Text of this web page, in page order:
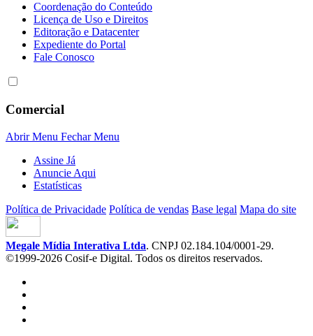
Coordenação do Conteúdo
Licença de Uso e Direitos
Editoração e Datacenter
Expediente do Portal
Fale Conosco
Comercial
Abrir Menu Fechar Menu
Assine Já
Anuncie Aqui
Estatísticas
Política de Privacidade Política de vendas Base legal Mapa do site
Megale Mídia Interativa Ltda. CNPJ 02.184.104/0001-29.
©1999-2026 Cosif-e Digital. Todos os direitos reservados.